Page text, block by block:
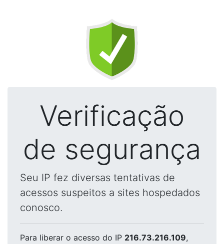
Verificação
de segurança
Seu IP fez diversas tentativas de
acessos suspeitos a sites hospedados
conosco.
Para liberar o acesso do IP 216.73.216.109,